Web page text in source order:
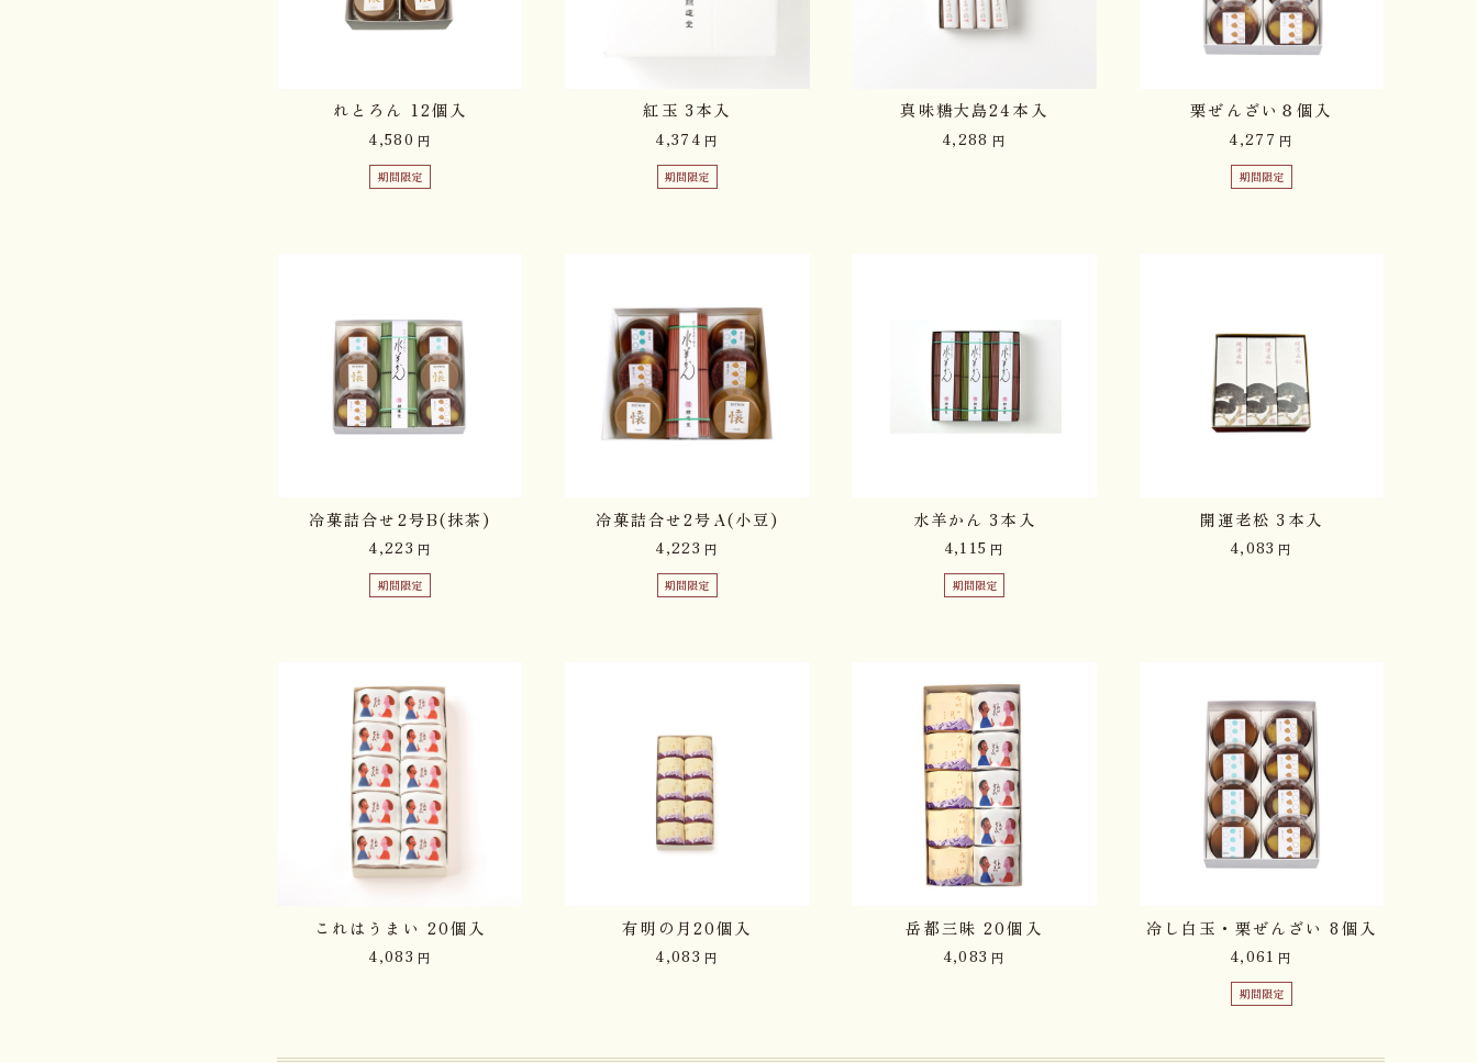
れとろん 12個入
4,580 円
期間限定
紅玉 3本入
4,374 円
期間限定
真味糖大島24本入
4,288 円
栗ぜんざい８個入
4,277 円
期間限定
冷菓詰合せ2号B(抹茶)
4,223 円
期間限定
冷菓詰合せ2号A(小豆)
4,223 円
期間限定
水羊かん 3本入
4,115 円
期間限定
開運老松 3本入
4,083 円
これはうまい 20個入
4,083 円
有明の月20個入
4,083 円
岳都三昧 20個入
4,083 円
冷し白玉・栗ぜんざい 8個入
4,061 円
期間限定